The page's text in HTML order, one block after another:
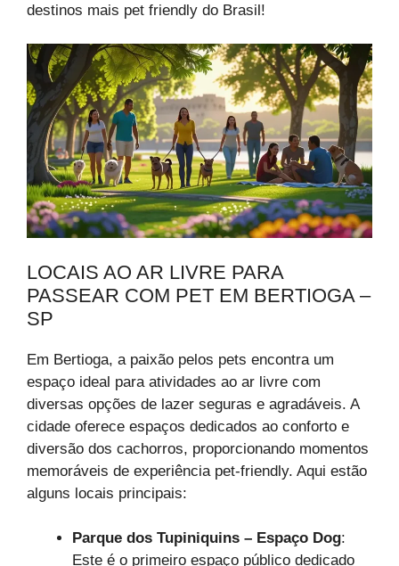
destinos mais pet friendly do Brasil!
LOCAIS AO AR LIVRE PARA
PASSEAR COM PET EM BERTIOGA –
SP
Em Bertioga, a paixão pelos pets encontra um
espaço ideal para atividades ao ar livre com
diversas opções de lazer seguras e agradáveis. A
cidade oferece espaços dedicados ao conforto e
diversão dos cachorros, proporcionando momentos
memoráveis de experiência pet-friendly. Aqui estão
alguns locais principais:
Parque dos Tupiniquins – Espaço Dog:
Este é o primeiro espaço público dedicado